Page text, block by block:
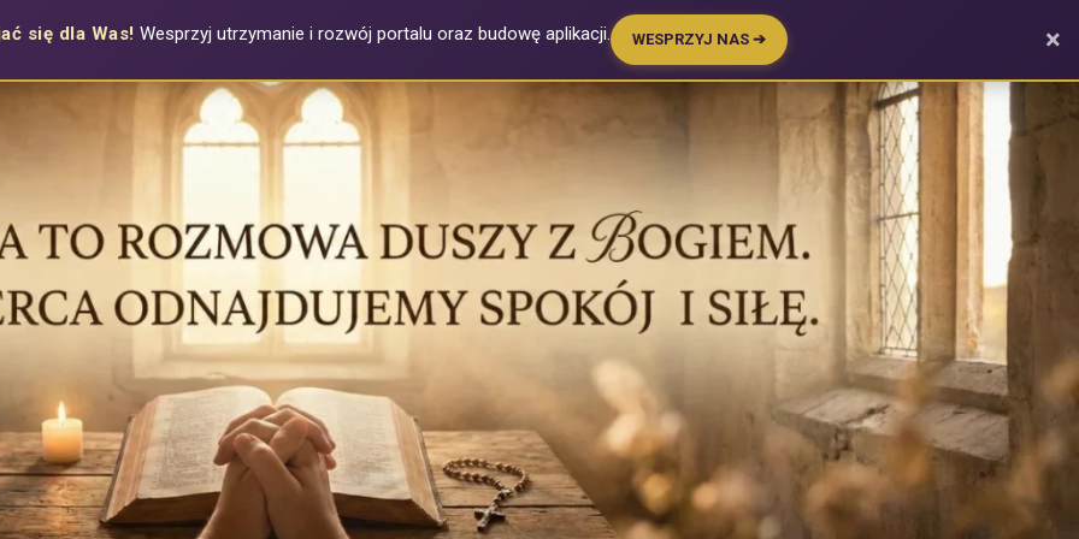
się dla Was! Wesprzyj utrzymanie i rozwój portalu oraz budowę aplikacji. WESPRZYJ NAS ➔ ×